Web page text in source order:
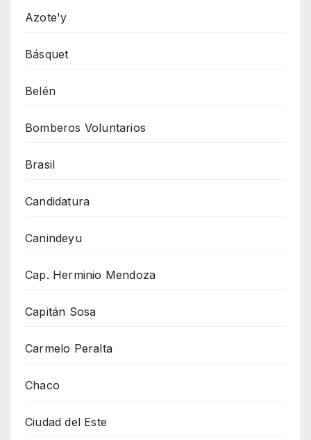
Azote'y
Básquet
Belén
Bomberos Voluntarios
Brasil
Candidatura
Canindeyu
Cap. Herminio Mendoza
Capitán Sosa
Carmelo Peralta
Chaco
Ciudad del Este